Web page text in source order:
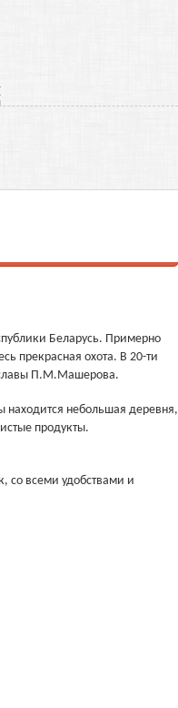
Беларусь. Примерно
прекрасная охота. В 20-ти
славы П.М.Машерова.
находится небольшая деревня,
продукты.
со всеми удобствами и